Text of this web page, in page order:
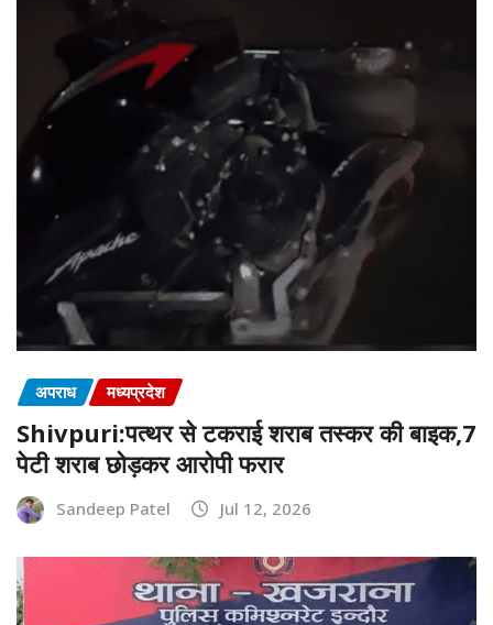
अपराध मध्यप्रदेश
Shivpuri:पत्थर से टकराई शराब तस्कर की बाइक,7
पेटी शराब छोड़कर आरोपी फरार
Sandeep Patel Jul 12, 2026